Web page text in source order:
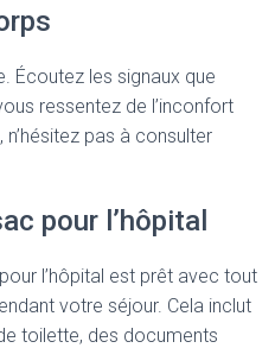
Écoutez les signaux que
ressentez de l’inconfort
pas à consulter
pour l’hôpital
l’hôpital est prêt avec tout
votre séjour. Cela inclut
toilette, des documents